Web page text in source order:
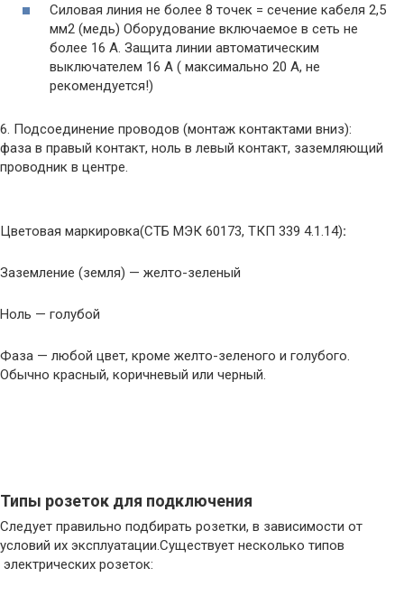
Силовая линия не более 8 точек = сечение кабеля 2,5
мм2 (медь) Оборудование включаемое в сеть не
более 16 A. Защита линии автоматическим
выключателем 16 A ( максимально 20 A, не
рекомендуется!)
6. Подсоединение проводов (монтаж контактами вниз):
фаза в правый контакт, ноль в левый контакт, заземляющий
проводник в центре.
Цветовая маркировка(СТБ МЭК 60173, ТКП 339 4.1.14):
Заземление (земля) — желто-зеленый
Ноль — голубой
Фаза — любой цвет, кроме желто-зеленого и голубого.
Обычно красный, коричневый или черный.
Типы розеток для подключения
Следует правильно подбирать розетки, в зависимости от
условий их эксплуатации.Существует несколько типов
электрических розеток: